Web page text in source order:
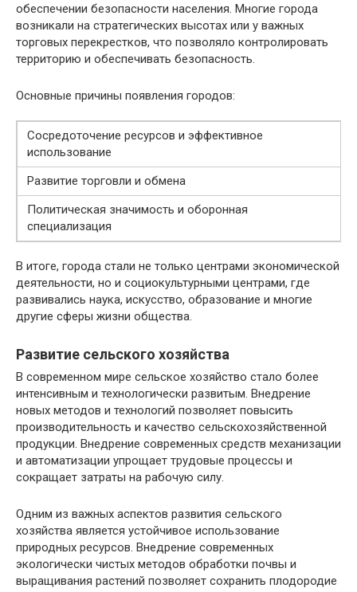
обеспечении безопасности населения. Многие города
возникали на стратегических высотах или у важных
торговых перекрестков, что позволяло контролировать
территорию и обеспечивать безопасность.
Основные причины появления городов:
Сосредоточение ресурсов и эффективное
использование
Развитие торговли и обмена
Политическая значимость и оборонная
специализация
В итоге, города стали не только центрами экономической
деятельности, но и социокультурными центрами, где
развивались наука, искусство, образование и многие
другие сферы жизни общества.
Развитие сельского хозяйства
В современном мире сельское хозяйство стало более
интенсивным и технологически развитым. Внедрение
новых методов и технологий позволяет повысить
производительность и качество сельскохозяйственной
продукции. Внедрение современных средств механизации
и автоматизации упрощает трудовые процессы и
сокращает затраты на рабочую силу.
Одним из важных аспектов развития сельского
хозяйства является устойчивое использование
природных ресурсов. Внедрение современных
экологически чистых методов обработки почвы и
выращивания растений позволяет сохранить плодородие